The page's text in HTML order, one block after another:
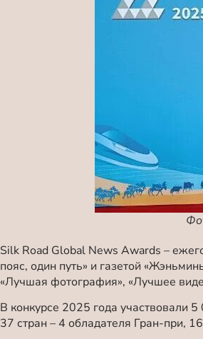
Silk Road Global News Awards –
пояс, один путь» и газетой
«Лучшая фотография», «Лучшее
В конкурсе 2025 года участвовали
37 стран – 4 обладателя Гран-при,